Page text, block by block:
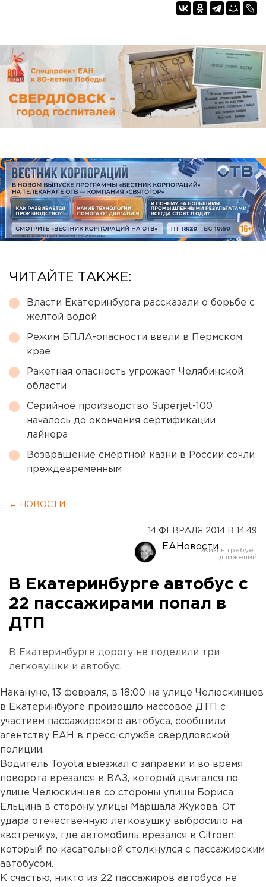
ЧИТАЙТЕ ТАКЖЕ:
Власти Екатеринбурга рассказали о борьбе с
желтой водой
Режим БПЛА-опасности ввели в Пермском
крае
Ракетная опасность угрожает Челябинской
области
Серийное производство Superjet-100
началось до окончания сертификации
лайнера
Возвращение смертной казни в России сочли
преждевременным
← НОВОСТИ
14 ФЕВРАЛЯ 2014 В 14:49
ЕАНовости
В Екатеринбурге автобус с
22 пассажирами попал в
ДТП
В Екатеринбурге дорогу не поделили три
легковушки и автобус.
Накануне, 13 февраля, в 18:00 на улице Челюскинцев
в Екатеринбурге произошло массовое ДТП с
участием пассажирского автобуса, сообщили
агентству ЕАН в пресс-службе свердловской
полиции.
Водитель Toyota выезжал с заправки и во время
поворота врезался в ВАЗ, который двигался по
улице Челюскинцев со стороны улицы Бориса
Ельцина в сторону улицы Маршала Жукова. От
удара отечественную легковушку выбросило на
«встречку», где автомобиль врезался в Citroen,
который по касательной столкнулся с пассажирским
автобусом.
К счастью, никто из 22 пассажиров автобуса не